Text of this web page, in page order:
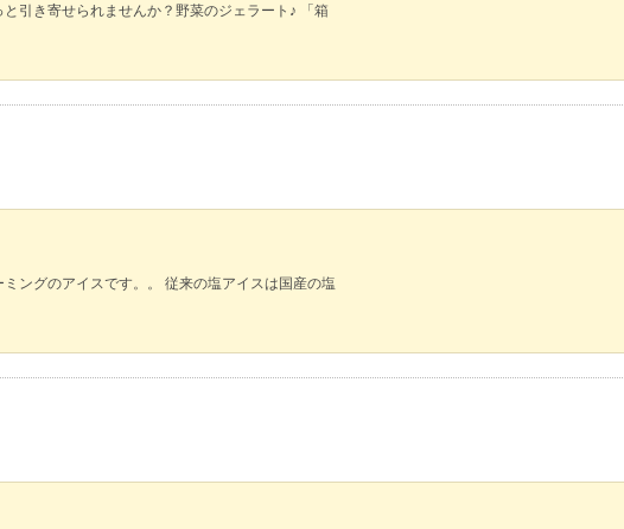
引き寄せられませんか？野菜のジェラート♪ 「箱
ングのアイスです。。 従来の塩アイスは国産の塩